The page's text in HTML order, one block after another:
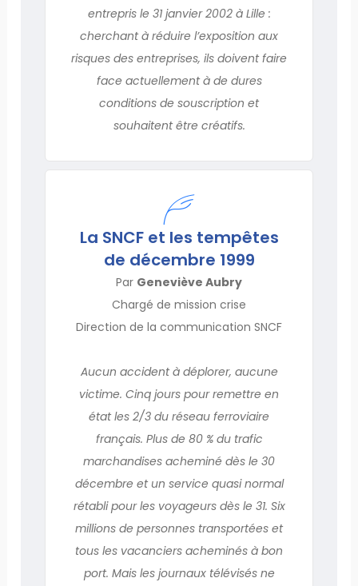
entrepris le 31 janvier 2002 à Lille :
cherchant à réduire l’exposition aux
risques des entreprises, ils doivent faire
face actuellement à de dures
conditions de souscription et
souhaitent être créatifs.
La SNCF et les tempêtes
de décembre 1999
Par Geneviève Aubry
Chargé de mission crise
Direction de la communication SNCF
Aucun accident à déplorer, aucune
victime. Cinq jours pour remettre en
état les 2/3 du réseau ferroviaire
français. Plus de 80 % du trafic
marchandises acheminé dès le 30
décembre et un service quasi normal
rétabli pour les voyageurs dès le 31. Six
millions de personnes transportées et
tous les vacanciers acheminés à bon
port. Mais les journaux télévisés ne